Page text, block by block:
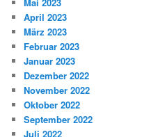
April 2023
März 2023
Februar 2023
Januar 2023
Dezember 2022
November 2022
Oktober 2022
September 2022
Juli 2022